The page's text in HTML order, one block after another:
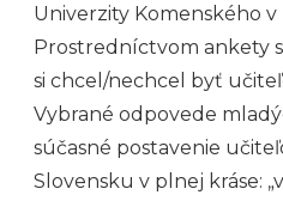
Univerzity Komenského v
Prostredníctvom ankety
si chcel/nechcel byť
Vybrané odpovede
súčasné postavenie
Slovensku v plnej kráse: